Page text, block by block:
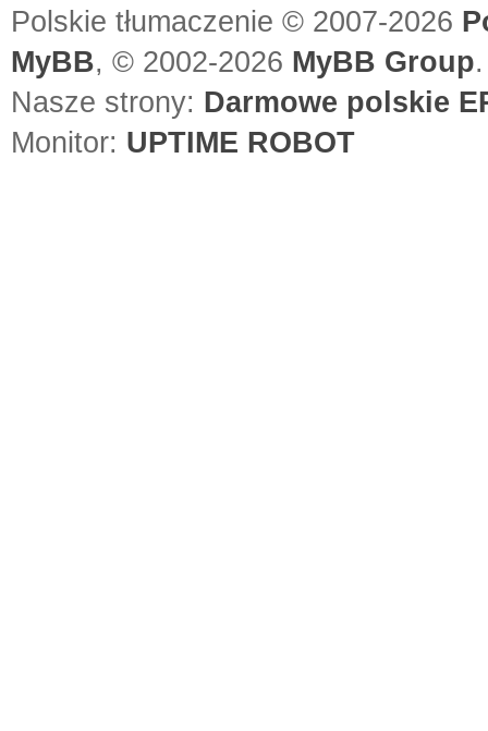
Polskie tłumaczenie © 2007-2026
MyBB, © 2002-2026 MyBB Group.
Nasze strony: Darmowe polskie
Monitor: UPTIME ROBOT